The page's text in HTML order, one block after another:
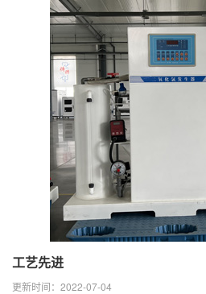
工艺先进
更新时间：2022-07-04